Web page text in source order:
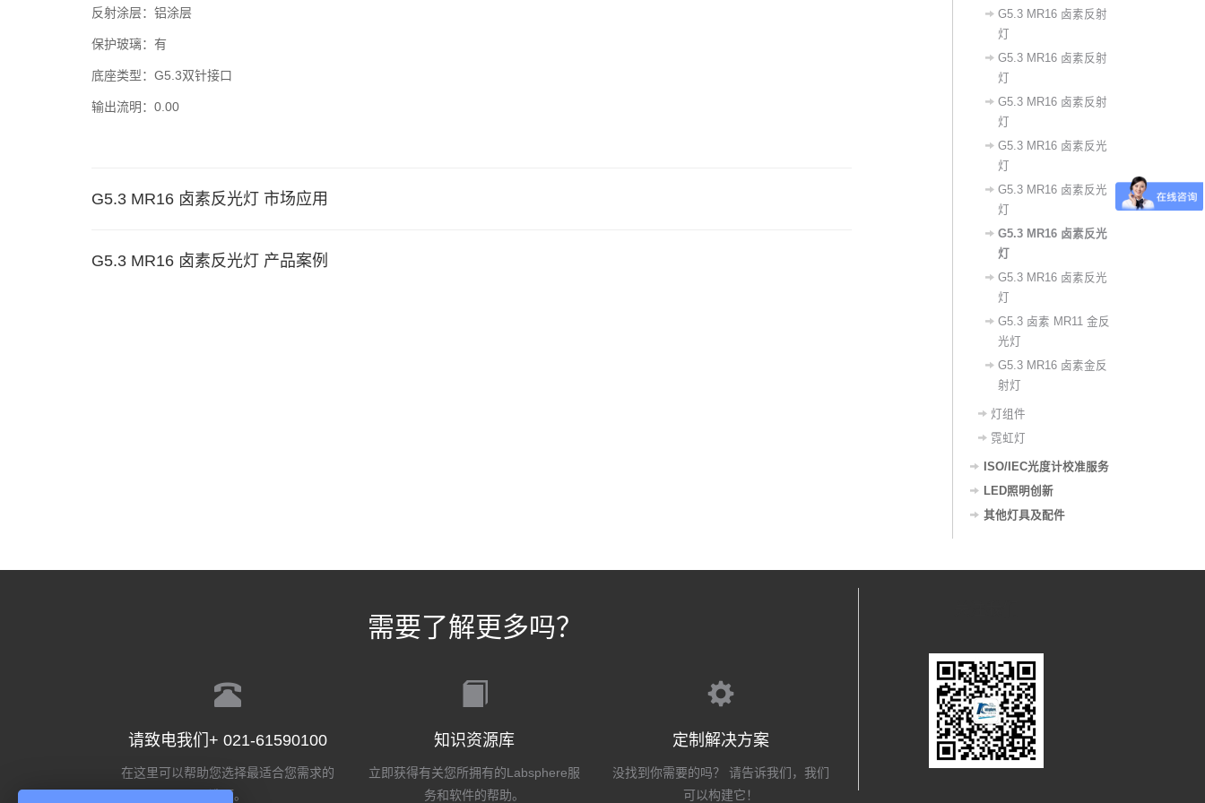
反射涂层：铝涂层
保护玻璃：有
底座类型：G5.3双针接口
输出流明：0.00
G5.3 MR16 卤素反光灯 市场应用
G5.3 MR16 卤素反光灯 产品案例
G5.3 MR16 卤素反射
灯
G5.3 MR16 卤素反射
灯
G5.3 MR16 卤素反射
灯
‌G5.3 MR16 卤素反光
灯‌
​G5.3 MR16 卤素反光
灯
G5.3 MR16 卤素反光
灯
G5.3 MR16 卤素反光
灯
G5.3 卤素 MR11 金反
光灯
G5.3 MR16 卤素金反
射灯
灯组件
霓虹灯
ISO/IEC光度计校准服务
LED照明创新
其他灯具及配件
需要了解更多吗？
请致电我们+ 021-61590100
在这里可以帮助您选择最适合您需求的
选项。
知识资源库
立即获得有关您所拥有的Labsphere服
务和软件的帮助。
定制解决方案
没找到你需要的吗？ 请告诉我们，我们
可以构建它！